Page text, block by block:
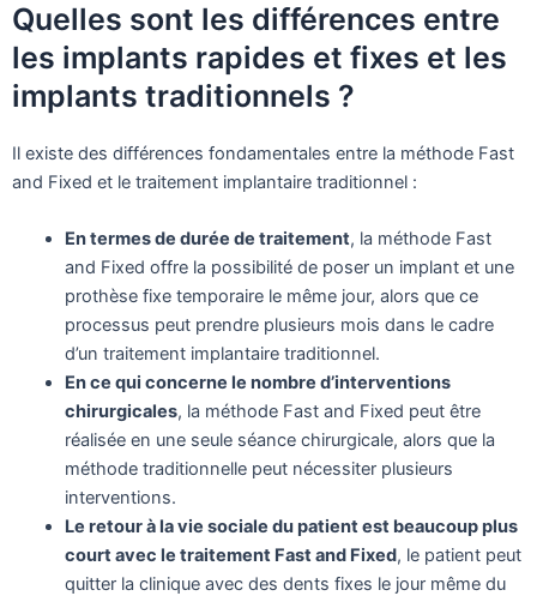
Quelles sont les différences entre
les implants rapides et fixes et les
implants traditionnels ?
Il existe des différences fondamentales entre la méthode Fast
and Fixed et le traitement implantaire traditionnel :
En termes de durée de traitement, la méthode Fast
and Fixed offre la possibilité de poser un implant et une
prothèse fixe temporaire le même jour, alors que ce
processus peut prendre plusieurs mois dans le cadre
d’un traitement implantaire traditionnel.
En ce qui concerne le nombre d’interventions
chirurgicales, la méthode Fast and Fixed peut être
réalisée en une seule séance chirurgicale, alors que la
méthode traditionnelle peut nécessiter plusieurs
interventions.
Le retour à la vie sociale du patient est beaucoup plus
court avec le traitement Fast and Fixed, le patient peut
quitter la clinique avec des dents fixes le jour même du